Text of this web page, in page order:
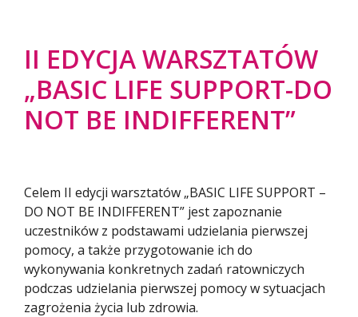
II EDYCJA WARSZTATÓW
„BASIC LIFE SUPPORT-DO
NOT BE INDIFFERENT”
Celem II edycji warsztatów „BASIC LIFE SUPPORT –
DO NOT BE INDIFFERENT” jest zapoznanie
uczestników z podstawami udzielania pierwszej
pomocy, a także przygotowanie ich do
wykonywania konkretnych zadań ratowniczych
podczas udzielania pierwszej pomocy w sytuacjach
zagrożenia życia lub zdrowia.